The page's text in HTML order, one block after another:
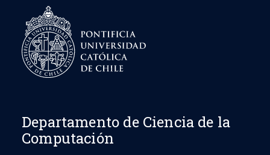
Departamento de Ciencia de la
Computación